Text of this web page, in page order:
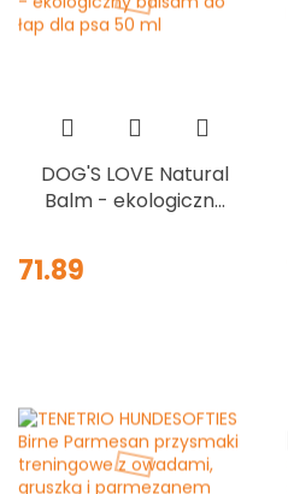
DOG'S LOVE Natural
Balm - ekologiczny
71.89